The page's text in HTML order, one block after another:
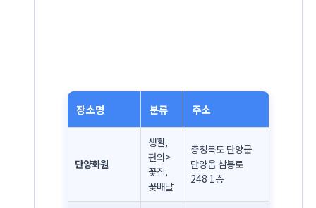
장소명 분류 주소
단양화원
생활,
편의>
꽃집,
꽃배달
충청북도 단양군
단양읍 삼봉로
248 1층